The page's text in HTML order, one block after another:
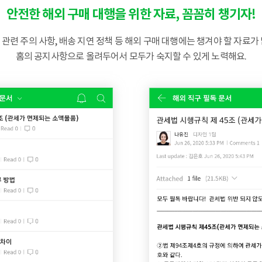
안전한 해외 구매 대행을 위한 자료, 꼼꼼히 챙기자!
련 주의 사항, 배송 지연 정책 등 해외 구매 대행에는 챙겨야 할 자료가
홈의 공지사항으로 올려두어서 모두가 숙지할 수 있게 노력해요.